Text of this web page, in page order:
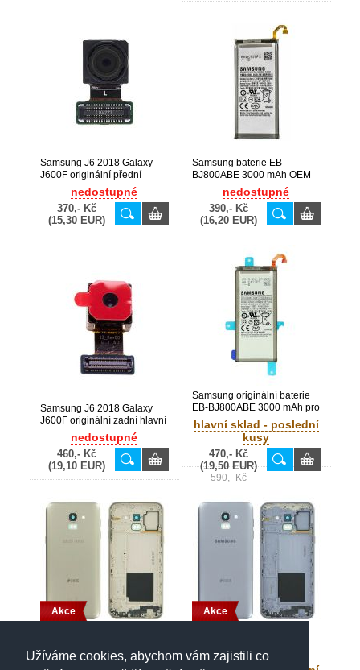
Užíváme cookies, abychom vám zajistili co
Samsung J6 2018 Galaxy
J600F originální přední
kamera 8MP (Service Pack) -
GH96-11903A
nedostupné
370,- Kč
(15,30 EUR)
Samsung baterie EB-
BJ800ABE 3000 mAh OEM
pro Galaxy A6 2018, J6 2018
/ A600F, J600F
nedostupné
390,- Kč
(16,20 EUR)
Samsung J6 2018 Galaxy
J600F originální zadní hlavní
kamera 13MP (Service Pack)
- GH96-11778A
nedostupné
460,- Kč
(19,10 EUR)
Samsung originální baterie
EB-BJ800ABE 3000 mAh pro
Galaxy A6 2018, J6 / A600F,
J600F (Service pack) -
GH82-16479A
hlavní sklad - poslední
kusy
470,- Kč
(19,50 EUR)
590,- Kč
Akce
J600F originální zadní kryt
baterie / rám Gold / zlatý
Akce
J600F originální zadní kryt
baterie / rám Levander /